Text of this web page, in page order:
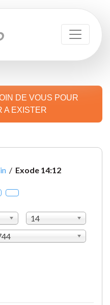
DE VOUS POUR
A EXISTER
/ Exode 14:12
14